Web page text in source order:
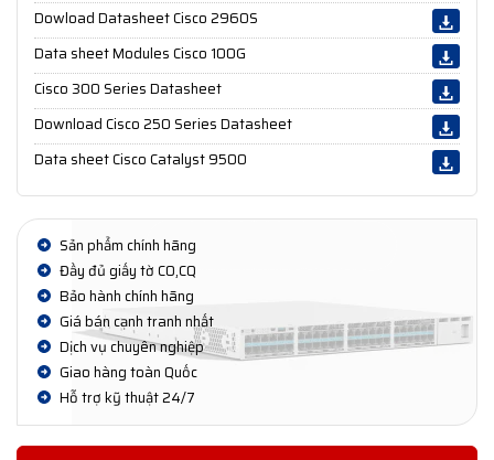
Dowload Datasheet Cisco 2960S
Data sheet Modules Cisco 100G
Cisco 300 Series Datasheet
Download Cisco 250 Series Datasheet
Data sheet Cisco Catalyst 9500
Sản phẩm chính hãng
Đầy đủ giấy tờ CO,CQ
Bảo hành chính hãng
Giá bán cạnh tranh nhất
Dịch vụ chuyên nghiệp
Giao hàng toàn Quốc
Hỗ trợ kỹ thuật 24/7